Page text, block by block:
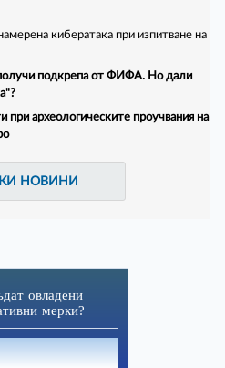
кибератака при изпитване на
подкрепа от ФИФА. Но дали
при археологическите проучвания на
НОВИНИ